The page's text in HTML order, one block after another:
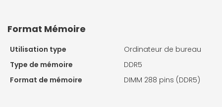
Format Mémoire
Utilisation type
Ordinateur de bureau
Type de mémoire
DDR5
Format de mémoire
DIMM 288 pins (DDR5)